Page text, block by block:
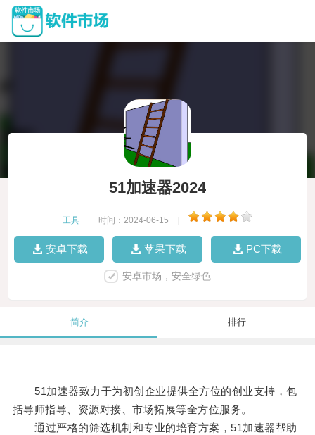
51加速器2024
工具 时间：2024-06-15
安卓下载 苹果下载 PC下载
安卓市场，安全绿色
简介 排行
51加速器致力于为初创企业提供全方位的创业支持，包
括导师指导、资源对接、市场拓展等全方位服务。
通过严格的筛选机制和专业的培育方案，51加速器帮助